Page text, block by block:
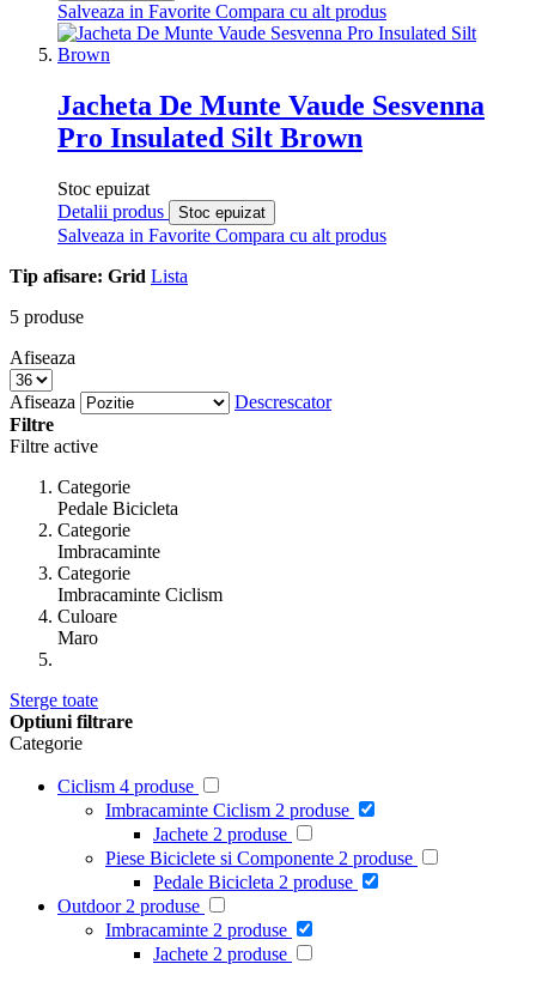
Salveaza in Favorite Compara cu alt produs
Jacheta De Munte Vaude Sesvenna
Pro Insulated Silt Brown
Stoc epuizat
Detalii produs
Stoc epuizat
Salveaza in Favorite Compara cu alt produs
Tip afisare: Grid Lista
5 produse
Afiseaza
Afiseaza
Descrescator
Filtre
Filtre active
Categorie
Pedale Bicicleta
Categorie
Imbracaminte
Categorie
Imbracaminte Ciclism
Culoare
Maro
Sterge toate
Optiuni filtrare
Categorie
Ciclism 4 produse
Imbracaminte Ciclism 2 produse
Jachete 2 produse
Piese Biciclete si Componente 2 produse
Pedale Bicicleta 2 produse
Outdoor 2 produse
Imbracaminte 2 produse
Jachete 2 produse